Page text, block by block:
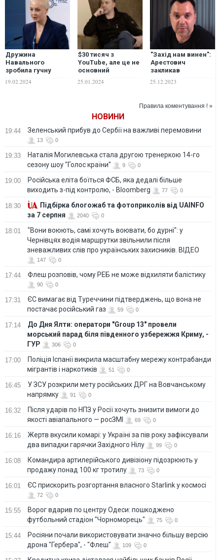
Дружина
Навального
зробила гучну
опозиціонера
19.02.2024
$30 тисяч з
YouTube, але це не
основний
Арестович
"психологічно-
філософських
курсах"
25.01.2024
"Захід нам винен":
Арестович
закликав
Путіним" та укласти
25.12.2023
Правила коментування ! »
НОВИНИ
19:44 Зеленський прибув до Сербії на важливі перемовини
13 0
19:33
Наталія Могилевська стала другою тренеркою 14-го
сезону шоу "Голос країни"
9 0
19:00
Російська еліта боїться ФСБ, яка дедалі більше
виходить з-під контролю, - Bloomberg
77 0
18:30
Підбірка блогожаб та фотоприколів від UAINFO
за 7 серпня
2040 0
18:01
"Вони воюють, самі хочуть воювати, бо дурні": у
Чернівцях водія маршрутки звільнили після
зневажливих слів про українських захисників. ВІДЕО
147 0
17:44 Флеш розповів, чому РЕБ не може відхиляти балістику
90 0
17:31
ЄС вимагає від Туреччини підтверджень, що вона не
постачає російський газ
59 0
17:14
До Дня Ялти: оператори "Group 13" провели
морський парад біля південного узбережжя Криму, -
ГУР
306 0
17:00
Поліція Іспанії викрила масштабну мережу контрабанди
мігрантів і наркотиків
51 0
16:45
У ЗСУ розкрили мету російських ДРГ на Вовчанському
напрямку
91 0
16:32
Після ударів по НПЗ у Росії хочуть знизити вимоги до
якості авіапального — росЗМІ
69 0
16:16
Жертв вкусили комарі: у Україні за пів року зафіксували
два випадки гарячки Західного Нілу
99 0
16:08
Командира артилерійського дивізіону підозрюють у
продажу понад 100 кг тротилу
73 0
16:01 ЄС прискорить розгортання власного Starlink у космосі
72 0
15:55
Ворог вдарив по центру Одеси: пошкоджено
футбольний стадіон "Чорноморець"
75 0
15:44
Росіяни почали використовувати значно більшу версію
дрона "Гербера", - "Флеш"
109 0